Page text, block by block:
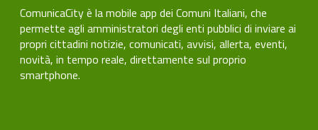
ComunicaCity è la mobile app dei Comuni Italiani, che
permette agli amministratori degli enti pubblici di inviare ai
propri cittadini notizie, comunicati, avvisi, allerta, eventi,
novità, in tempo reale, direttamente sul proprio
smartphone.